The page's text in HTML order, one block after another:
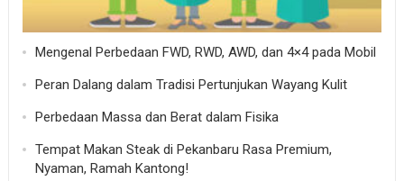
Mengenal Perbedaan FWD, RWD, AWD, dan 4×4 pada Mobil
Peran Dalang dalam Tradisi Pertunjukan Wayang Kulit
Perbedaan Massa dan Berat dalam Fisika
Tempat Makan Steak di Pekanbaru Rasa Premium,
Nyaman, Ramah Kantong!